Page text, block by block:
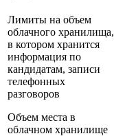
Лимиты на объем
облачного хранилища,
в котором хранится
информация по
кандидатам, записи
телефонных
разговоров
Объем места в
облачном хранилище